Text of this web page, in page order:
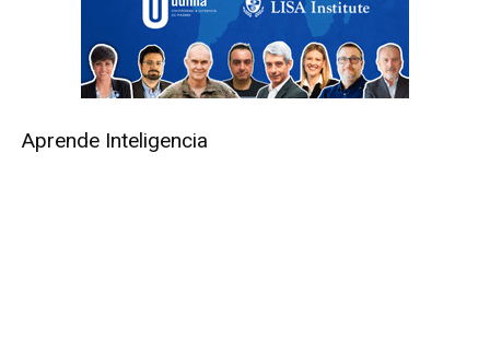
Aprende Inteligencia